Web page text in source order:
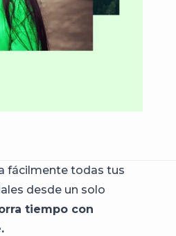
fácilmente todas tus
desde un solo
tiempo con